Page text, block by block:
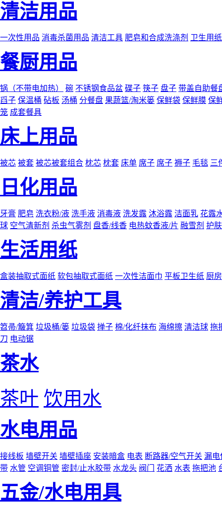
清洁用品
一次性用品 消毒杀菌用品 清洁工具 肥皂和合成洗涤剂 卫生用
餐厨用品
锅（不带电加热） 碗 不锈钢食品盆 碟子 筷子 盘子 带盖自助餐
舀子 保温桶 砧板 汤桶 分餐盘 果蔬篮/淘米篓 保鲜袋 保鲜膜 保
笼 成套餐具
床上用品
被芯 被套 被芯被套组合 枕芯 枕套 床单 席子 席子 褥子 毛毯 三
日化用品
牙膏 肥皂 洗衣粉/液 洗手液 消毒液 洗发露 沐浴露 洁面乳 花露
球 空气清新剂 杀虫气雾剂 盘香/线香 电热蚊香液/片 融雪剂 护
生活用纸
盒装抽取式面纸 软包抽取式面纸 一次性洁面巾 平板卫生纸 厨
清洁/养护工具
笤帚/簸箕 垃圾桶/篓 垃圾袋 掸子 棉/化纤抹布 海绵擦 清洁球 拖
刀 电动锯
茶水
茶叶 饮用水
水电用品
接线板 墙壁开关 墙壁插座 安装暗盒 电表 断路器/空气开关 漏电
带 水管 空调铜管 密封/止水胶带 水龙头 阀门 花洒 水表 拖把池
五金/水电用具